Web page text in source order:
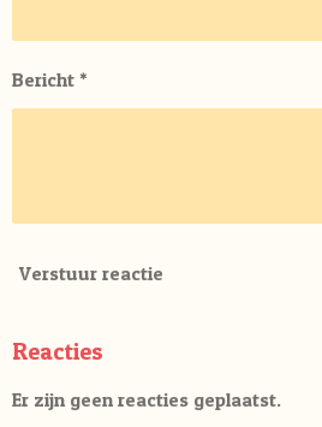
Bericht *
Verstuur reactie
Reacties
Er zijn geen reacties geplaatst.